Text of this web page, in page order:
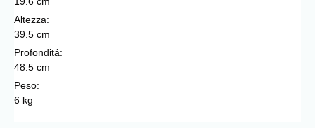
Altezza:
39.5 cm
Profonditá:
48.5 cm
Peso:
6 kg